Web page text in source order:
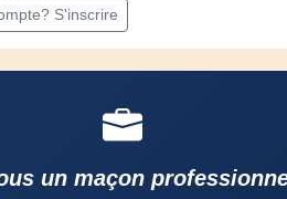
S'inscrire
un maçon